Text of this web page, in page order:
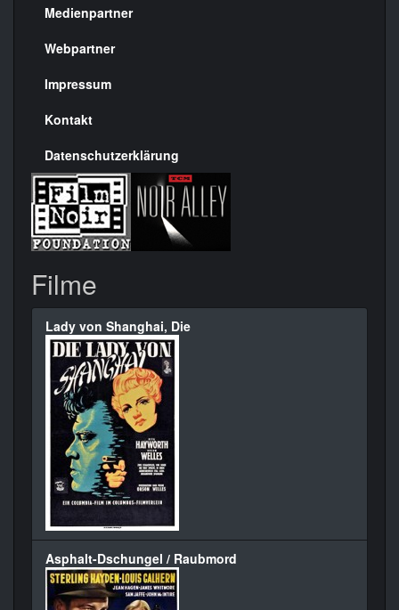
Menülinks
rechte
Seite
Medienpartner
Webpartner
Impressum
Kontakt
Datenschutzerklärung
Filme
Lady von Shanghai, Die
Asphalt-Dschungel / Raubmord